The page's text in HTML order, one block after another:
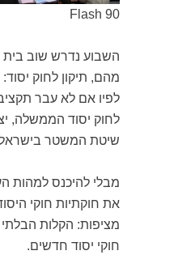
Flash 90
השבוע נדרש שוב בית
מהם, תיקון לחוק
לחוק יסוד הממשלה,
שיטת המשטר
מבלי להיכנס למהות
את חוקתיות חוקי
מציפות: הקלות
חוקי יסוד חדשים.